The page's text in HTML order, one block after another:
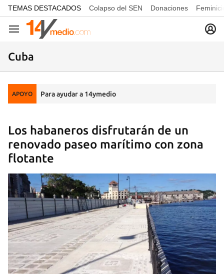
common.go-to-content
TEMAS DESTACADOS Colapso del SEN Donaciones
Navegación
Cuba
APOYO Para ayudar a 14ymedio
Los habaneros disfrutarán de un
renovado paseo marítimo con zona
flotante